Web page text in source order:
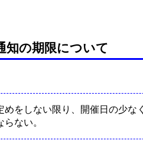
知の期限について
をしない限り、開催日の少
ない。